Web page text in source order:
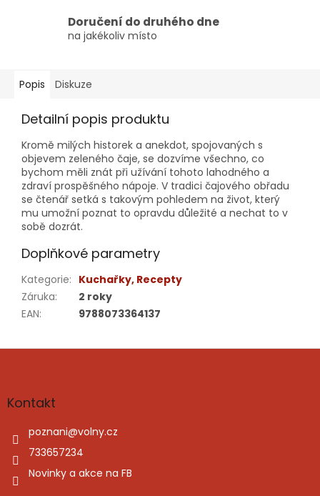
Doručení do druhého dne
na jakékoliv místo
Popis Diskuze
Detailní popis produktu
Kromě milých historek a anekdot, spojovaných s
objevem zeleného čaje, se dozvíme všechno, co
bychom měli znát při užívání tohoto lahodného a
zdraví prospěšného nápoje. V tradici čajového obřadu
se čtenář setká s takovým pohledem na život, který
mu umožní poznat to opravdu důležité a nechat to v
sobě dozrát.
Doplňkové parametry
Kategorie: Kuchařky, Recepty
Záruka:
2 roky
EAN: 9788073364137
Z
aKontakt
poznani@volny.cz
733657234
Novinky a akce na FB